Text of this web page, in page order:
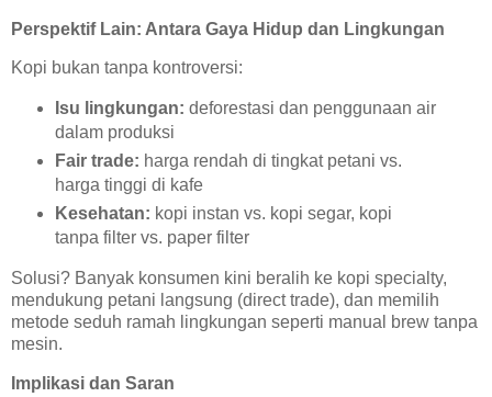
Perspektif Lain: Antara Gaya Hidup dan Lingkungan
Kopi bukan tanpa kontroversi:
Isu lingkungan: deforestasi dan penggunaan air
dalam produksi
Fair trade: harga rendah di tingkat petani vs.
harga tinggi di kafe
Kesehatan: kopi instan vs. kopi segar, kopi
tanpa filter vs. paper filter
Solusi? Banyak konsumen kini beralih ke kopi specialty,
mendukung petani langsung (direct trade), dan memilih
metode seduh ramah lingkungan seperti manual brew tanpa
mesin.
Implikasi dan Saran